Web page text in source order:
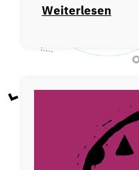
Weiterlesen